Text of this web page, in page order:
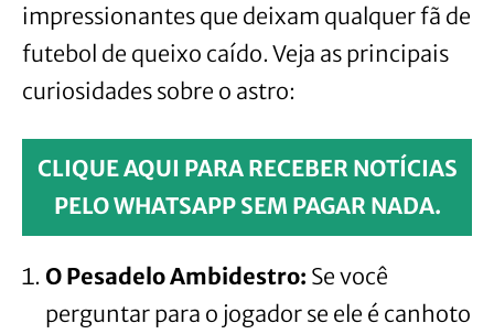
impressionantes que deixam qualquer fã de
futebol de queixo caído. Veja as principais
curiosidades sobre o astro:
CLIQUE AQUI PARA RECEBER NOTÍCIAS
PELO WHATSAPP SEM PAGAR NADA.
O Pesadelo Ambidestro: Se você
perguntar para o jogador se ele é canhoto